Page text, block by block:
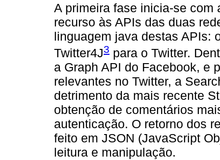
A primeira fase inicia-se com
recurso às APIs das duas
linguagem java destas APIs:
Twitter4J3 para o Twitter.
a Graph API do Facebook, e
relevantes no Twitter, a
detrimento da mais recente
obtenção de comentários
autenticação. O retorno dos
feito em JSON (JavaScript
leitura e manipulação.